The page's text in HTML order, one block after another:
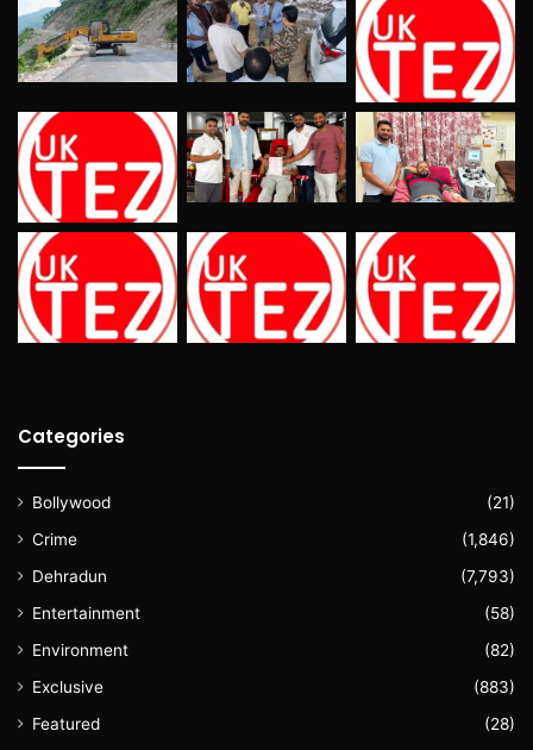
Categories
Bollywood
(21)
Crime
(1,846)
Dehradun
(7,793)
Entertainment
(58)
Environment
(82)
Exclusive
(883)
Featured
(28)